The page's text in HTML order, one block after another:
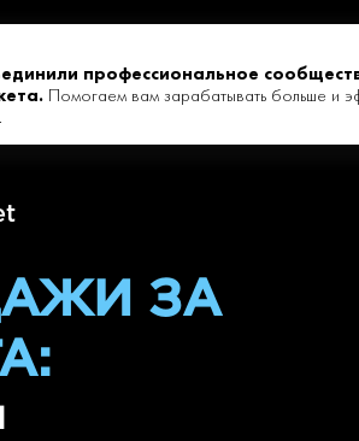
профессиональное
Помогаем вам зарабатывать больше и
ЗА